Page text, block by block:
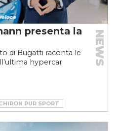
presenta la
di Bugatti raconta le
hypercar
NEWS
PUR SPORT